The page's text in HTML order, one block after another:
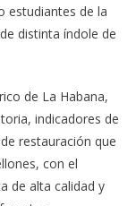
estudiantes de la
distinta índole de
de La Habana,
indicadores de
restauración que
con el
de alta calidad y